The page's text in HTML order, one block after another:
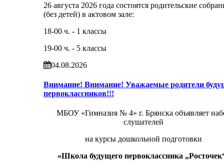
26 августа 2026 года состоятся родительские
(без детей) в актовом зале:
18-00 ч. - 1 классы
19-00 ч. - 5 классы
04.08.2026
Внимание! Внимание! Уважаемые родители
первоклассников!!!
МБОУ «Гимназия № 4» г. Брянска объявляет
слушателей
на курсы дошкольной подготовки
«Школа будущего первоклассника